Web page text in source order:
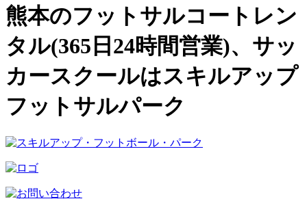
熊本のフットサルコートレン
タル(365日24時間営業)、サッ
カースクールはスキルアップ
フットサルパーク